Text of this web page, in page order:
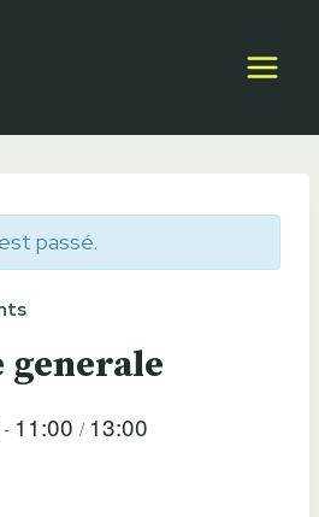
passé.
generale
- 11:00 / 13:00